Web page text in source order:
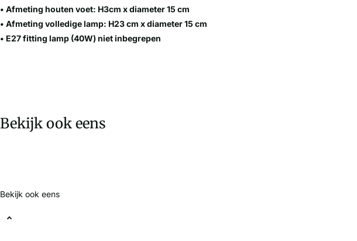
• Afmeting houten voet: H3cm x diameter 15 cm
• Afmeting volledige lamp: H23 cm x diameter 15 cm
• E27 fitting lamp (40W) niet inbegrepen
Bekijk ook eens
Bekijk ook eens